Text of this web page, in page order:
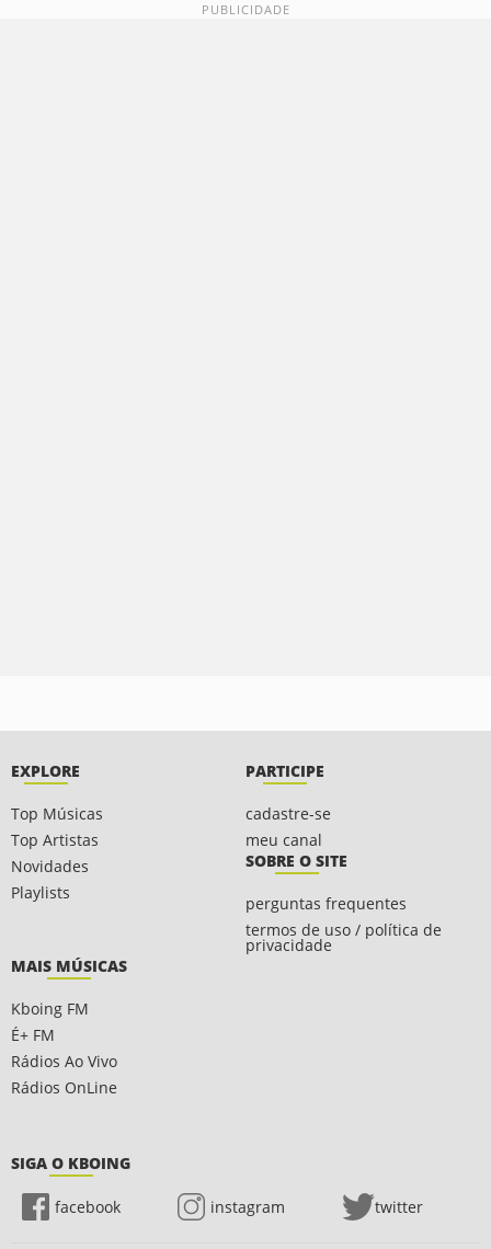
EXPLORE
Top Músicas
Top Artistas
Novidades
Playlists
PARTICIPE
cadastre-se
meu canal
SOBRE O SITE
perguntas frequentes
termos de uso / política de
privacidade
MAIS MÚSICAS
Kboing FM
É+ FM
Rádios Ao Vivo
Rádios OnLine
SIGA O KBOING
facebook instagram twitter